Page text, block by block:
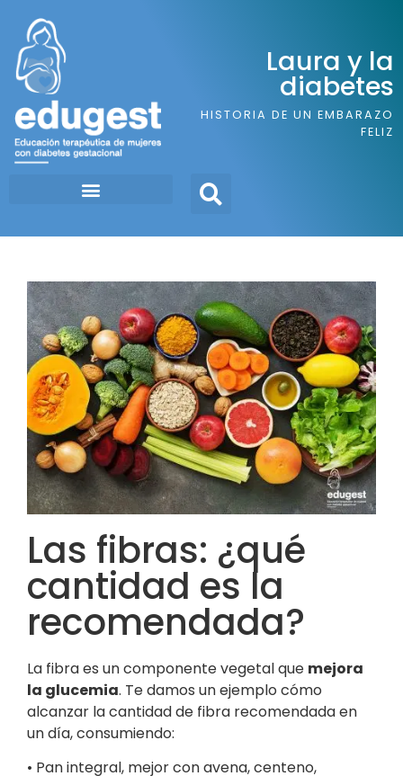
Laura y la
diabetes
HISTORIA DE UN EMBARAZO
FELIZ
Las fibras: ¿qué
cantidad es la
recomendada?
La fibra es un componente vegetal que mejora
la glucemia. Te damos un ejemplo cómo
alcanzar la cantidad de fibra recomendada en
un día, consumiendo:
• Pan integral, mejor con avena, centeno,